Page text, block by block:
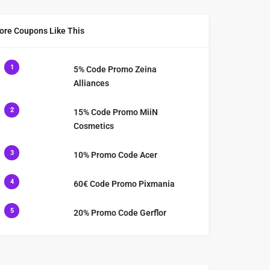
Coupons Like This
1
5% Code Promo Zeina
Alliances
2
15% Code Promo MiiN
Cosmetics
3 10% Promo Code Acer
4 60€ Code Promo Pixmania
5 20% Promo Code Gerflor